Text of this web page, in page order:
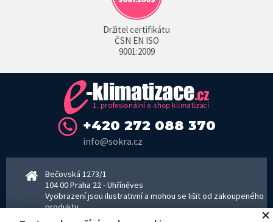
Držitel certifikátu
ČSN EN ISO
9001:2009
+420 272 088 370
info@sokra.cz
Bečovská 1273/1
104 00 Praha 22 - Uhříněves
Vyobrazení jsou ilustrativní a mohou se lišit od zakoupeného
produktu.
www.sokra.cz│www.haier-klimatizace.cz